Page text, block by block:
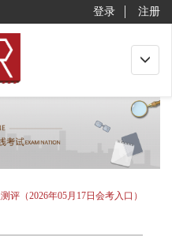
登录 注册
Toggle
（2026年05月17日会考入口）